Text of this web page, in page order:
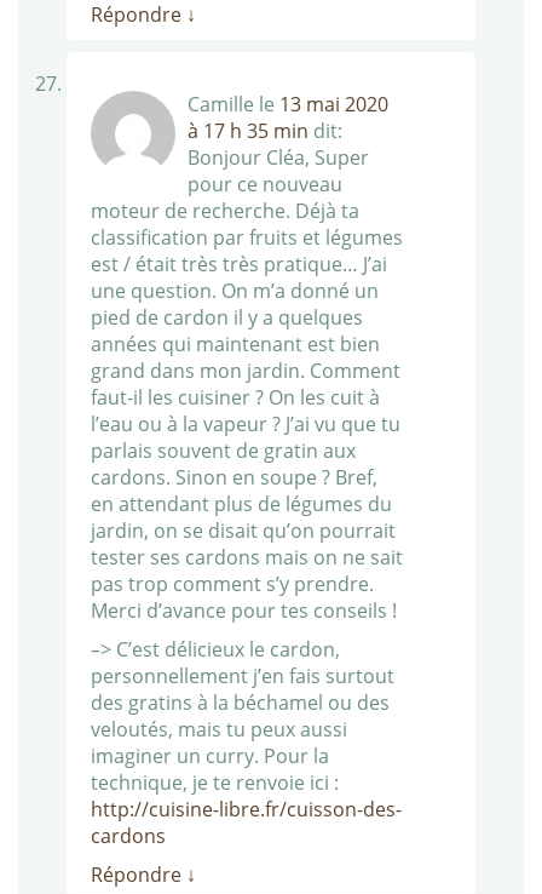
Répondre ↓
Camille le 13 mai 2020
à 17 h 35 min dit:
Bonjour Cléa, Super
pour ce nouveau
moteur de recherche. Déjà ta
classification par fruits et légumes
est / était très très pratique… J’ai
une question. On m’a donné un
pied de cardon il y a quelques
années qui maintenant est bien
grand dans mon jardin. Comment
faut-il les cuisiner ? On les cuit à
l’eau ou à la vapeur ? J’ai vu que tu
parlais souvent de gratin aux
cardons. Sinon en soupe ? Bref,
en attendant plus de légumes du
jardin, on se disait qu’on pourrait
tester ses cardons mais on ne sait
pas trop comment s’y prendre.
Merci d’avance pour tes conseils !
–> C’est délicieux le cardon,
personnellement j’en fais surtout
des gratins à la béchamel ou des
veloutés, mais tu peux aussi
imaginer un curry. Pour la
technique, je te renvoie ici :
http://cuisine-libre.fr/cuisson-des-
cardons
Répondre ↓